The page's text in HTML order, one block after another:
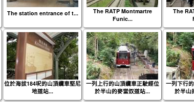
The station entrance of t...
The RATP Montmartre
Funic...
The
位於海拔184呎的山頂纜車堅尼
地道站...
一列上行的山頂纜車正駛經位
於半山的麥當奴道站...
一列下行
於半山